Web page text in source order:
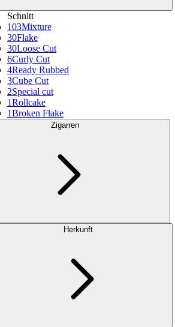
Schnitt
103Mixture
30Flake
30Loose Cut
6Curly Cut
4Ready Rubbed
3Cube Cut
2Special cut
1Rollcake
1Broken Flake
Zigarren
Herkunft